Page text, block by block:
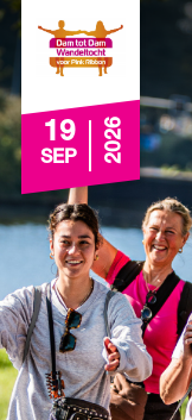
19
SEP 2026